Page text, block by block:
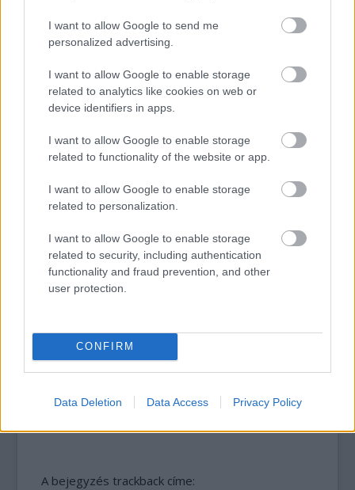
I want to allow Google to send me
personalized advertising.
I want to allow Google to enable storage
related to analytics like cookies on web or
device identifiers in apps.
I want to allow Google to enable storage
related to functionality of the website or app.
I want to allow Google to enable storage
related to personalization.
I want to allow Google to enable storage
related to security, including authentication
functionality and fraud prevention, and other
user protection.
CONFIRM
Data Deletion Data Access Privacy Policy
OBOAMŰVÉSSZEL
AZ EMBERSÉG ÜNNEPE
BÉRLETTEL A ZENEAKADÉMIÁRA
A bejegyzés trackback címe: